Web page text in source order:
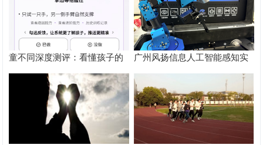
童不同深度测评：看懂孩子的
个性化育儿系统
广州风扬信息人工智能感知实
验箱测评解析